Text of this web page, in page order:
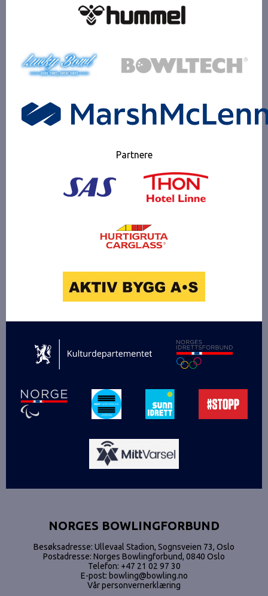
Partnere
NORGES BOWLINGFORBUND
Besøksadresse: Ullevaal Stadion, Sognsveien 73, Oslo
Postadresse: Norges Bowlingforbund, 0840 Oslo
Telefon: +47 21 02 97 30
E-post: bowling@bowling.no
Vår personvernerklæring